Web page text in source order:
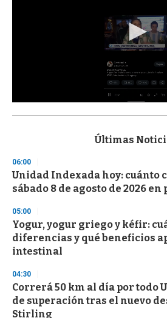
s
d
s
o
f
3
s
e
c
o
d
s
Últimas
06:00
Unidad Indexada hoy: cuánto
sábado 8 de agosto de 2026 en
05:00
Yogur, yogur griego y kéfir:
diferencias y qué beneficios
intestinal
04:30
Correrá 50 km al día por todo
de superación tras el nuevo
Stirling